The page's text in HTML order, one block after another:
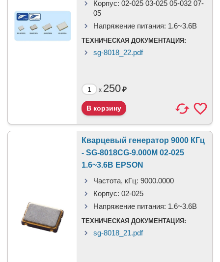
Корпус: 02-025 03-025 05-032 07-
05
Напряжение питания: 1.6~3.6В
ТЕХНИЧЕСКАЯ ДОКУМЕНТАЦИЯ:
sg-8018_22.pdf
x 250₽
Кварцевый генератор 9000 КГц
- SG-8018CG-9.000M 02-025
1.6~3.6В EPSON
Частота, кГц: 9000.0000
Корпус: 02-025
Напряжение питания: 1.6~3.6В
ТЕХНИЧЕСКАЯ ДОКУМЕНТАЦИЯ:
sg-8018_21.pdf